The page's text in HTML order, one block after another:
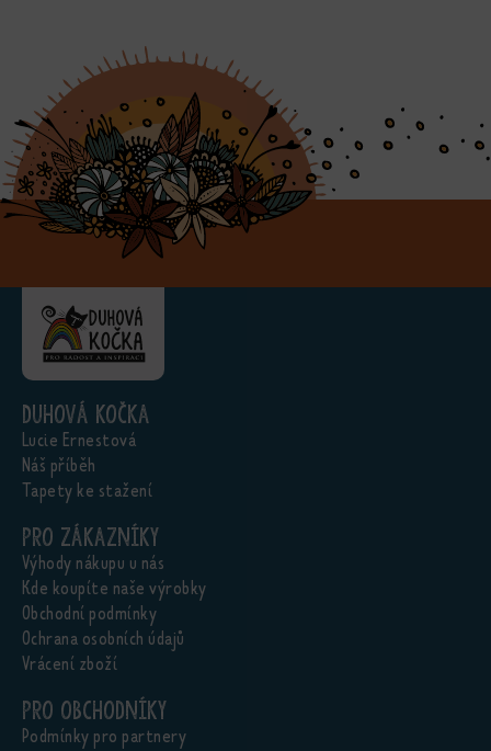
Duhová kočka
Lucie Ernestová
Náš příběh
Tapety ke stažení
Pro zákazníky
Výhody nákupu u nás
Kde koupíte naše výrobky
Obchodní podmínky
Ochrana osobních údajů
Vrácení zboží
Pro obchodníky
Podmínky pro partnery